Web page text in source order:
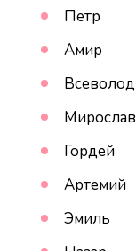
Петр
Амир
Всеволод
Мирослав
Гордей
Артемий
Эмиль